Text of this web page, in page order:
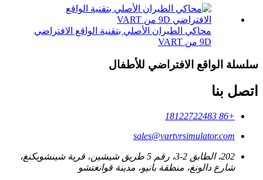
محاكي الطيران الأصلي بتقنية الواقع الافتراضي
9D من VART
سلسلة الواقع الافتراضي للأطفال
اتصل بنا
+86 18122722483
sales@vartvrsimulator.com
202، الطابق 2-3، رقم 5 طريق شيشين، قرية شينشويكنغ،
شارع دالونغ، منطقة بانيو، مدينة قوانغتشو